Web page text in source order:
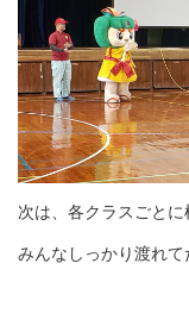
次は、各クラスごと
みんなしっかり渡れて